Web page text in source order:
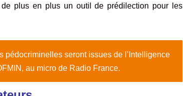
plus en plus un outil de prédilection pour les
pédocriminelles seront issues de l’Intelligence
au micro de Radio France.